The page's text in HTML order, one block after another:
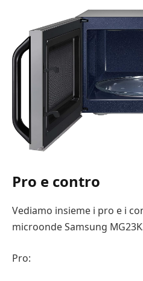
Pro e contro
Vediamo insieme i pro e i
microonde Samsung
Pro: